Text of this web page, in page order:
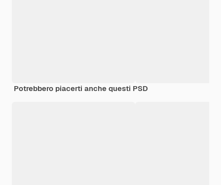
Potrebbero piacerti anche questi PSD